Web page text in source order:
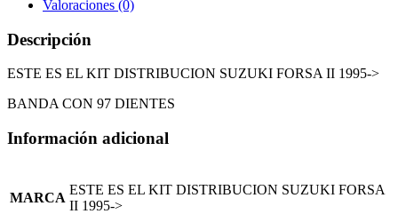
Valoraciones (0)
Descripción
ESTE ES EL KIT DISTRIBUCION SUZUKI FORSA II 1995->
BANDA CON 97 DIENTES
Información adicional
MARCA
ESTE ES EL KIT DISTRIBUCION SUZUKI FORSA
II 1995->